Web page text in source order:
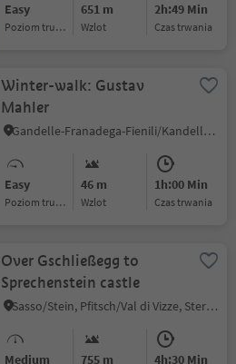
Easy
Poziom trudności
651 m
Wzlot
2h:49 Min
czas trwania
Winter-walk: Gustav
Mahler
Gandelle-Franadega-Fienili/Kandellen-Frondeigen-Stadlern, Toblach/Dobbiaco, Dolomites Region 3 Zinnen
Easy
Poziom trudności
46 m
Wzlot
1h:00 Min
czas trwania
Over Gschließegg to
Sprechenstein castle
Sasso/Stein, Pfitsch/Val di Vizze, Sterzing/Vipiteno and environs
Medium 755 m 4h:30 Min